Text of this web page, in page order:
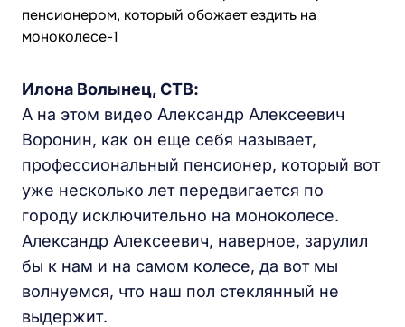
Илона Волынец, СТВ:
А на этом видео Александр Алексеевич
Воронин, как он еще себя называет,
профессиональный пенсионер, который вот
уже несколько лет передвигается по
городу исключительно на моноколесе.
Александр Алексеевич, наверное, зарулил
бы к нам и на самом колесе, да вот мы
волнуемся, что наш пол стеклянный не
выдержит.